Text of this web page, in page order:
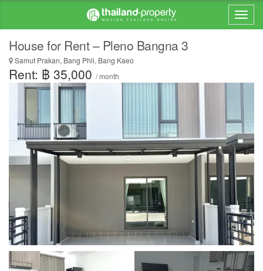
House for Rent – Pleno Bangna 3
Samut Prakan, Bang Phli, Bang Kaeo
Rent: ฿ 35,000 / month